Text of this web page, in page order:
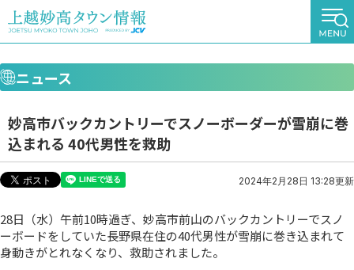
ニュース
妙高市バックカントリーでスノーボーダーが雪崩に巻
込まれる 40代男性を救助
2024年2月28日 13:28更新
28日（水）午前10時過ぎ、妙高市前山のバックカントリーでスノ
ーボードをしていた長野県在住の40代男性が雪崩に巻き込まれて
身動きがとれなくなり、救助されました。